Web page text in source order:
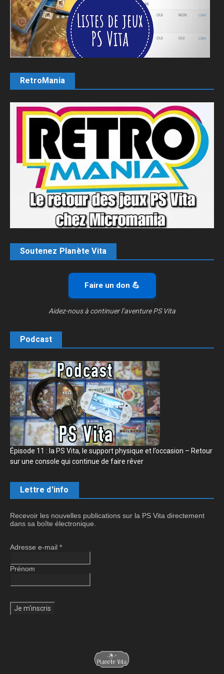
RetroMania
Soutenez Planète Vita
Faire un don 💪
Aidez-nous à continuer l’aventure PS Vita
Podcast
Épisode 11 : la PS Vita, le support physique et l’occasion – Retour
sur une console qui continue de faire rêver
Lettre d'info
Recevoir les nouvelles publications sur la PS Vita directement
dans sa boîte électronique.
Adresse e-mail *
Prénom